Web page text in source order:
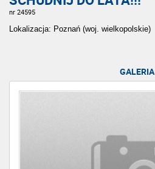
nr 24595
Lokalizacja: Poznań (woj. wielkopolskie)
GALERIA